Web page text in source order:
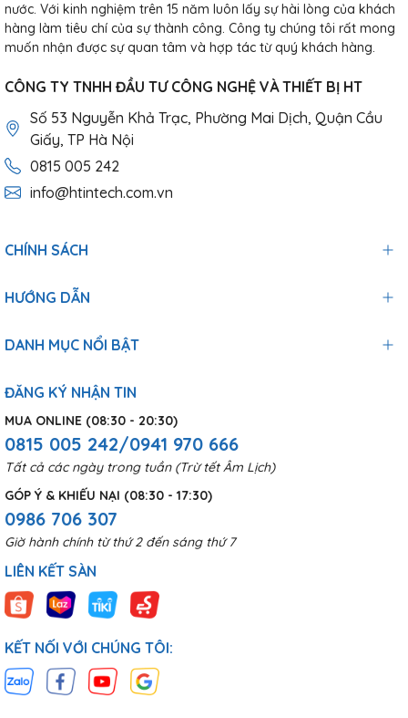
nước. Với kinh nghiệm trên 15 năm luôn lấy sự hài lòng của khách
hàng làm tiêu chí của sự thành công. Công ty chúng tôi rất mong
muốn nhận được sự quan tâm và hợp tác từ quý khách hàng.
CÔNG TY TNHH ĐẦU TƯ CÔNG NGHỆ VÀ THIẾT BỊ HT
Số 53 Nguyễn Khả Trạc, Phường Mai Dịch, Quận Cầu
Giấy, TP Hà Nội
0815 005 242
info@htintech.com.vn
CHÍNH SÁCH
HƯỚNG DẪN
DANH MỤC NỔI BẬT
ĐĂNG KÝ NHẬN TIN
MUA ONLINE (08:30 - 20:30)
0815 005 242/0941 970 666
Tất cả các ngày trong tuần (Trừ tết Âm Lịch)
GÓP Ý & KHIẾU NẠI (08:30 - 17:30)
0986 706 307
Giờ hành chính từ thứ 2 đến sáng thứ 7
LIÊN KẾT SÀN
KẾT NỐI VỚI CHÚNG TÔI: